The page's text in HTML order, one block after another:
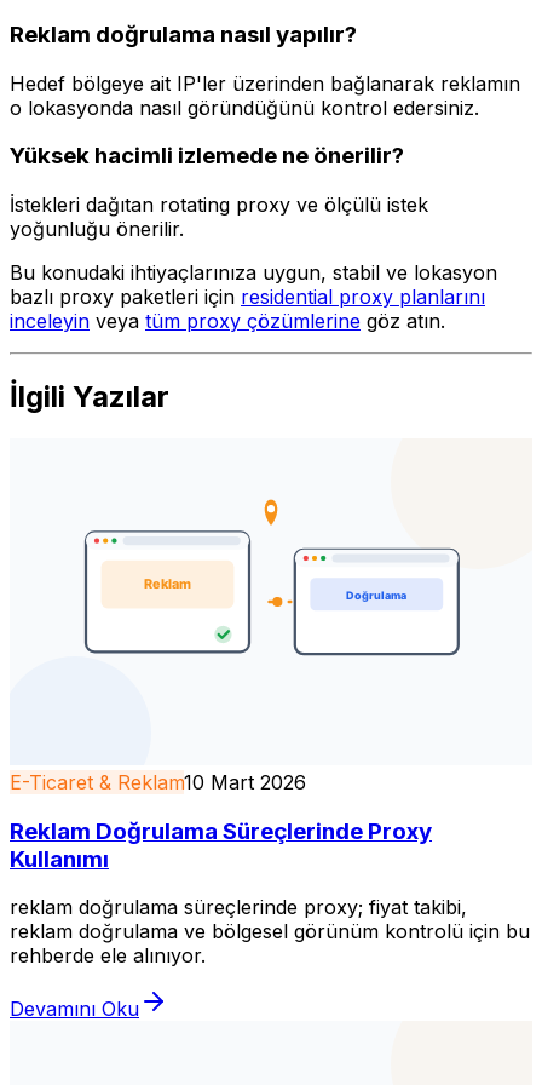
Reklam doğrulama nasıl yapılır?
Hedef bölgeye ait IP'ler üzerinden bağlanarak reklamın
o lokasyonda nasıl göründüğünü kontrol edersiniz.
Yüksek hacimli izlemede ne önerilir?
İstekleri dağıtan rotating proxy ve ölçülü istek
yoğunluğu önerilir.
Bu konudaki ihtiyaçlarınıza uygun, stabil ve lokasyon
bazlı proxy paketleri için residential proxy planlarını
inceleyin veya tüm proxy çözümlerine göz atın.
İlgili Yazılar
E-Ticaret & Reklam10 Mart 2026
Reklam Doğrulama Süreçlerinde Proxy
Kullanımı
reklam doğrulama süreçlerinde proxy; fiyat takibi,
reklam doğrulama ve bölgesel görünüm kontrolü için bu
rehberde ele alınıyor.
Devamını Oku